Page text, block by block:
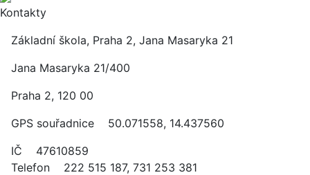
Kontakty
Základní škola, Praha 2, Jana Masaryka 21
Jana Masaryka 21/400
Praha 2, 120 00
GPS souřadnice 50.071558, 14.437560
IČ 47610859
Telefon 222 515 187, 731 253 381